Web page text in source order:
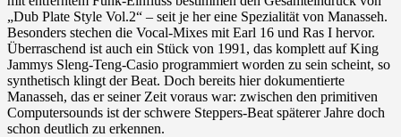
„Dub Plate Style Vol.2“ – seit je her eine Spezialität von Manasseh.
Besonders stechen die Vocal-Mixes mit Earl 16 und Ras I hervor.
Überraschend ist auch ein Stück von 1991, das komplett auf King
Jammys Sleng-Teng-Casio programmiert worden zu sein scheint, so
synthetisch klingt der Beat. Doch bereits hier dokumentierte
Manasseh, das er seiner Zeit voraus war: zwischen den primitiven
Computersounds ist der schwere Steppers-Beat späterer Jahre doch
schon deutlich zu erkennen.